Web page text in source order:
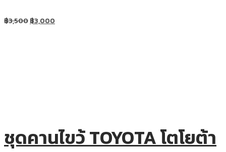
฿3,500฿3,000
ชุดคานไขว้ TOYOTA โตโยต้า